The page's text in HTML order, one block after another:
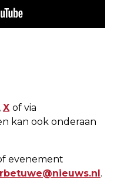
, X of via
kan ook onderaan
evenement
.